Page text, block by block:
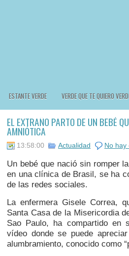
ESTANTE VERDE VERDE QUE TE QUIERO
EL EXTRAÑO PARTO DE UN BEBÉ
AMNIÓTICA
13:58:00 Actualidad No hay
Un bebé que nació sin romper
en una clínica de Brasil, se ha
de las redes sociales.
La enfermera Gisele Correa,
Santa Casa de la Misericordia
Sao Paulo, ha compartido en
vídeo donde se puede
alumbramiento, conocido como